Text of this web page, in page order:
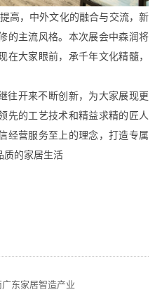
，中外文化的融合与交流，新
的主流风格。本次展会中森润将
大家眼前，承千年文化精髓，
开来不断创新，为大家展现更
先的工艺技术和精益求精的匠人
经营服务至上的理念，打造专属
质的家居生活
东家居智造产业